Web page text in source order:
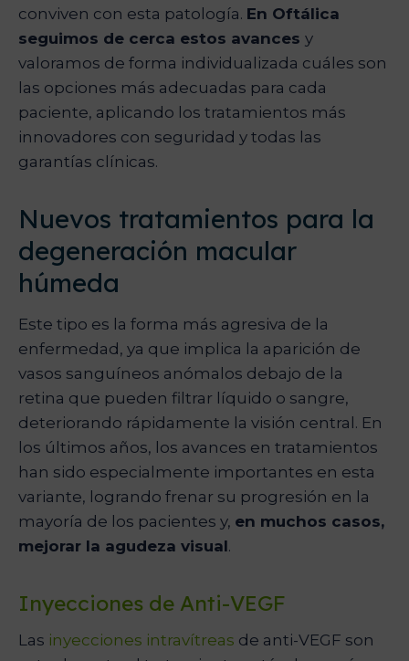
conviven con esta patología. En Oftálica
seguimos de cerca estos avances y
valoramos de forma individualizada cuáles son
las opciones más adecuadas para cada
paciente, aplicando los tratamientos más
innovadores con seguridad y todas las
garantías clínicas.
Nuevos tratamientos para la
degeneración macular
húmeda
Este tipo es la forma más agresiva de la
enfermedad, ya que implica la aparición de
vasos sanguíneos anómalos debajo de la
retina que pueden filtrar líquido o sangre,
deteriorando rápidamente la visión central. En
los últimos años, los avances en tratamientos
han sido especialmente importantes en esta
variante, logrando frenar su progresión en la
mayoría de los pacientes y, en muchos casos,
mejorar la agudeza visual.
Inyecciones de Anti-VEGF
Las inyecciones intravítreas de anti-VEGF son